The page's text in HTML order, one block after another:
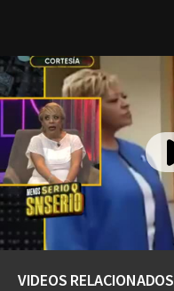
VIDEOS RELACIONADOS